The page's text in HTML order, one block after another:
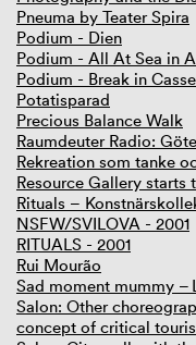
Pneuma by Teater Spira
Podium - Dien
Podium - All At Sea in
Podium - Break in
Potatisparad
Precious Balance Walk
Raumdeuter Radio:
Rekreation som tanke
Resource Gallery starts
Rituals –
NSFW/SVILOVA - 2001
RITUALS - 2001
Rui Mourão
Sad moment mummy –
Salon: Other
concept of critical